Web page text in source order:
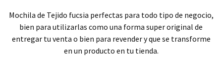
Mochila de Tejido fucsia perfectas para todo tipo de negocio,
bien para utilizarlas como una forma super original de
entregar tu venta o bien para revender y que se transforme
en un producto en tu tienda.